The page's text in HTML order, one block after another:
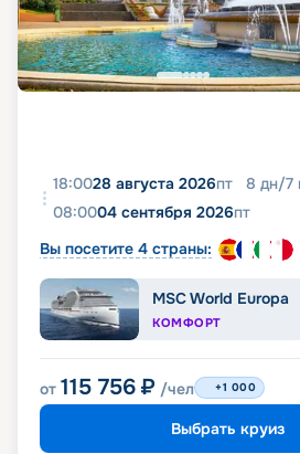
18:0028 августа 2026пт 8 дн/7
08:0004 сентября 2026пт
Вы посетите 4 страны:
MSC World Europa
КОМФОРТ
от 115 756 ₽ /чел +1 000
Выбрать круиз